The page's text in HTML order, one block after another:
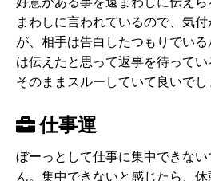
まわしに言われているので、気
が、相手は告白したつもりでい
は伝えたと思って返事を待ってい
そのままスルーしていて良いでし
仕事運
ぼーっとして仕事に集中できな
ん。集中できないと感じたら、